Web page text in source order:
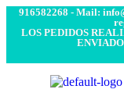
916582268 - Mail:
LOS PEDIDOS